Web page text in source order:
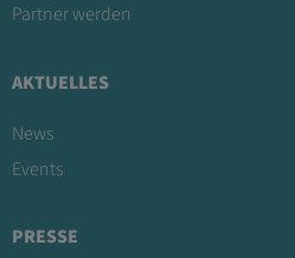
Partner werden
AKTUELLES
News
Events
PRESSE